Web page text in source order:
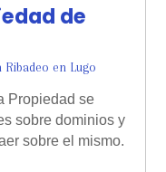
de
Ribadeo en Lugo
Propiedad se
sobre dominios y
sobre el mismo.